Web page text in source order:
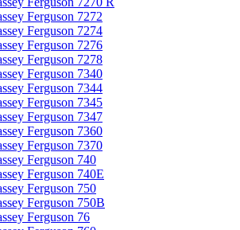
Ferguson 7272
Ferguson 7274
Ferguson 7276
Ferguson 7278
Ferguson 7340
Ferguson 7344
Ferguson 7345
Ferguson 7347
Ferguson 7360
Ferguson 7370
Ferguson 740
Ferguson 740E
Ferguson 750
Ferguson 750B
Ferguson 76